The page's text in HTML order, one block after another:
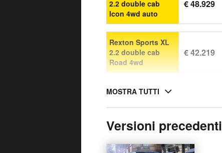
2.2 double cab
Icon 4wd auto
€ 48.929
Rexton Sports XL
2.2 double cab
Road 4wd
€ 42.219
MOSTRA TUTTI
Versioni precedenti